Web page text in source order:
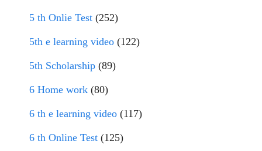
5 th Onlie Test (252)
5th e learning video (122)
5th Scholarship (89)
6 Home work (80)
6 th e learning video (117)
6 th Online Test (125)